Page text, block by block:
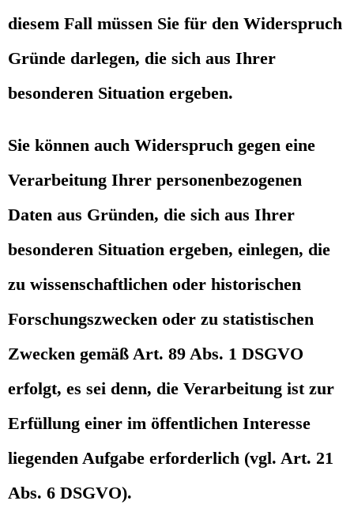
diesem Fall müssen Sie für den Widerspruch
Gründe darlegen, die sich aus Ihrer
besonderen Situation ergeben.
Sie können auch Widerspruch gegen eine
Verarbeitung Ihrer personenbezogenen
Daten aus Gründen, die sich aus Ihrer
besonderen Situation ergeben, einlegen, die
zu wissenschaftlichen oder historischen
Forschungszwecken oder zu statistischen
Zwecken gemäß Art. 89 Abs. 1 DSGVO
erfolgt, es sei denn, die Verarbeitung ist zur
Erfüllung einer im öffentlichen Interesse
liegenden Aufgabe erforderlich (vgl. Art. 21
Abs. 6 DSGVO).